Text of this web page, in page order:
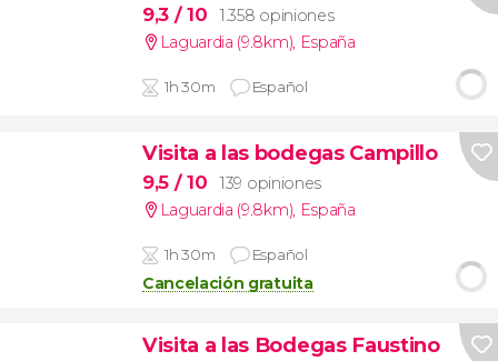
9,3 / 10
1.358 opiniones
Laguardia (9.8km), España
1h 30m Español
Visita a las bodegas Campillo
9,5 / 10
139 opiniones
Laguardia (9.8km), España
1h 30m Español
Cancelación gratuita
Visita a las Bodegas Faustino